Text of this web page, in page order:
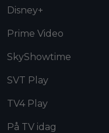
Disney+
Prime Video
SkyShowtime
SVT Play
TV4 Play
På TV idag